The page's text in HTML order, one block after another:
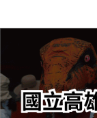
轉
要
內
容